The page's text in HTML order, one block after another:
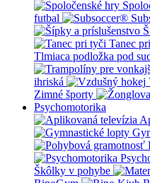
futbal
Tanec
Tlmiaca podložka pod
ihriská
Zimné športy
Psychomotorika
Škôlky v pohybe